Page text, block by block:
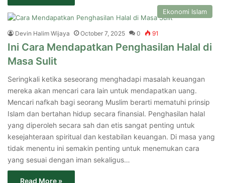
Ekonomi Islam
Devin Halim Wijaya October 7, 2025 0 91
Ini Cara Mendapatkan Penghasilan Halal di
Masa Sulit
Seringkali ketika seseorang menghadapi masalah keuangan
mereka akan mencari cara lain untuk mendapatkan uang.
Mencari nafkah bagi seorang Muslim berarti mematuhi prinsip
Islam dan bertahan hidup secara finansial. Penghasilan halal
yang diperoleh secara sah dan etis sangat penting untuk
kesejahteraan spiritual dan kestabilan keuangan. Di masa yang
tidak menentu ini semakin penting untuk menemukan cara
yang sesuai dengan iman sekaligus…
Read More »